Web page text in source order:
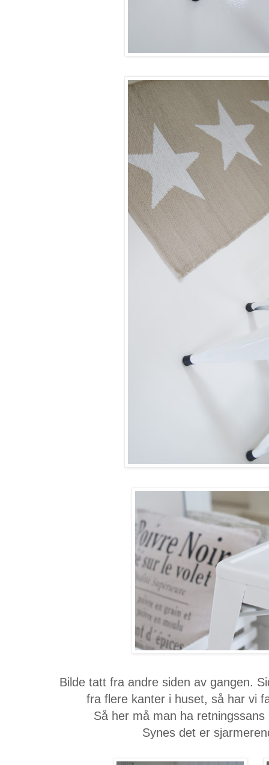
Bilde tatt fra andre siden av gangen.
fra flere kanter i huset, så har vi
Så her må man ha
Synes det er